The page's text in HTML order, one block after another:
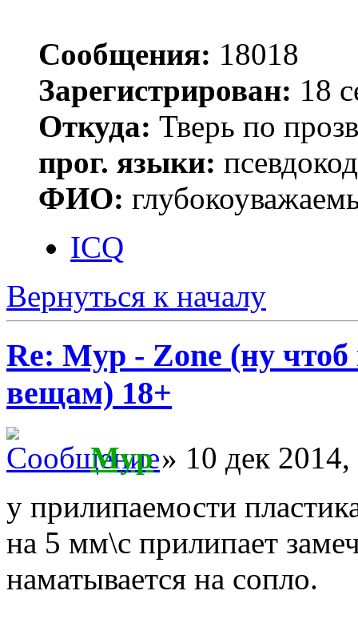
Сообщения: 18018
Зарегистрирован: 18
Откуда: Тверь по
прог. языки:
ФИО:
ICQ
Вернуться к началу
Re: Myp - Zone (ну
вещам) 18+
Myp» 10 дек 2014,
у прилипаемости
на 5 мм\с прилипает
наматывается на сопло.